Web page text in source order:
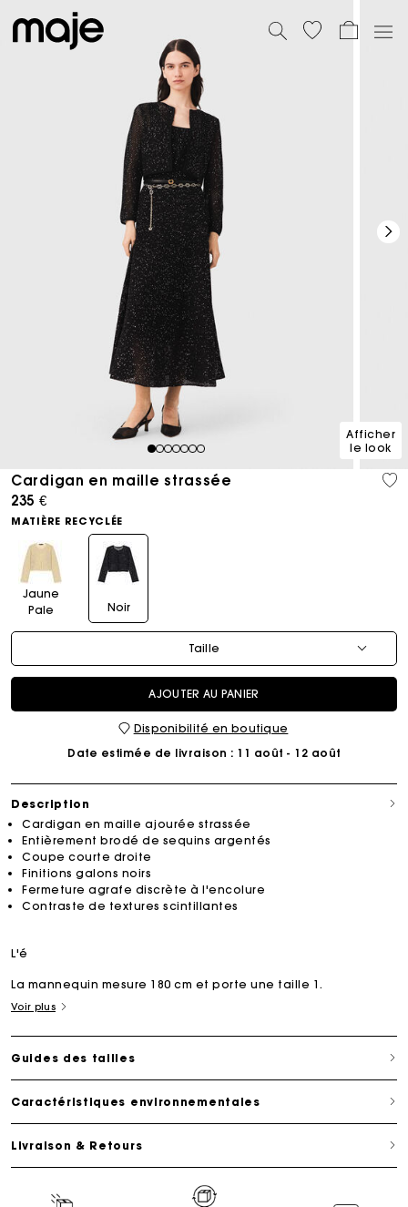
1234567
Afficher
le look
Cardigan en maille strassée
235 €
MATIÈRE RECYCLÉE
Jaune
Pale
Noir
Taille
AJOUTER AU PANIER
Disponibilité en boutique
Date estimée de livraison : 11 août - 12 août
Description
Cardigan en maille ajourée strassée
Entièrement brodé de sequins argentés
Coupe courte droite
Finitions galons noirs
Fermeture agrafe discrète à l'encolure
Contraste de textures scintillantes
L'é
La mannequin mesure 180 cm et porte une taille 1.
Voir plus
Guides des tailles
Caractéristiques environnementales
Livraison & Retours